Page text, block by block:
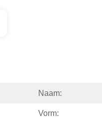
Naam:
Vorm: